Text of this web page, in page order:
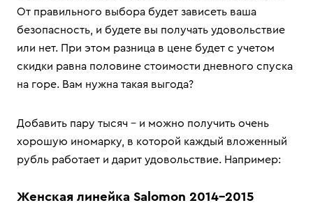
От правильного выбора будет зависеть ваша
безопасность, и будете вы получать удовольствие
или нет. При этом разница в цене будет с учетом
скидки равна половине стоимости дневного спуска
на горе. Вам нужна такая выгода?
Добавить пару тысяч – и можно получить очень
хорошую иномарку, в которой каждый вложенный
рубль работает и дарит удовольствие. Например:
Женская линейка Salomon 2014-2015